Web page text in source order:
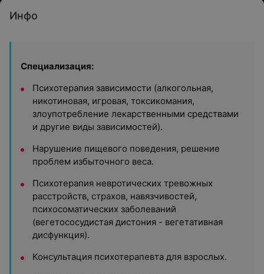
Инфо
Специализация:
Психотерапия зависимости (алкогольная,
никотиновая, игровая, токсикомания,
злоупотребление лекарственными средствами
и другие виды зависимостей).
Нарушение пищевого поведения, решение
проблем избыточного веса.
Психотерапия невротических тревожных
расстройств, страхов, навязчивостей,
психосоматических заболеваний
(вегетососудистая дистония - вегетативная
дисфункция).
Консультация психотерапевта для взрослых.